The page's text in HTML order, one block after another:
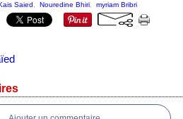
Saied Nouredine Bhiri myriam Bribri